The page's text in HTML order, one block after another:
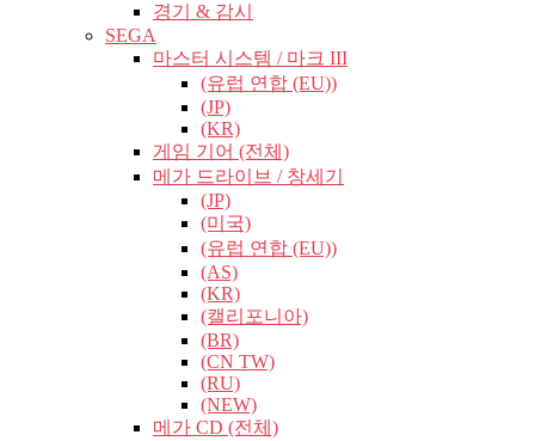
경기 & 감시
SEGA
마스터 시스템 / 마크 III
(유럽​​ 연합 (EU))
(JP)
(KR)
게임 기어 (전체)
메가 드라이브 / 창세기
(JP)
(미국)
(유럽​​ 연합 (EU))
(AS)
(KR)
(캘리포니아)
(BR)
(CN TW)
(RU)
(NEW)
메가 CD (전체)